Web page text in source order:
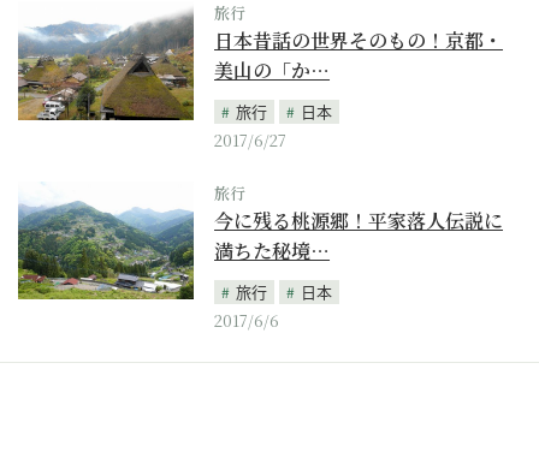
旅行
日本昔話の世界そのもの！京都・
美山の「か…
旅行
日本
2017/6/27
旅行
今に残る桃源郷！平家落人伝説に
満ちた秘境…
旅行
日本
2017/6/6